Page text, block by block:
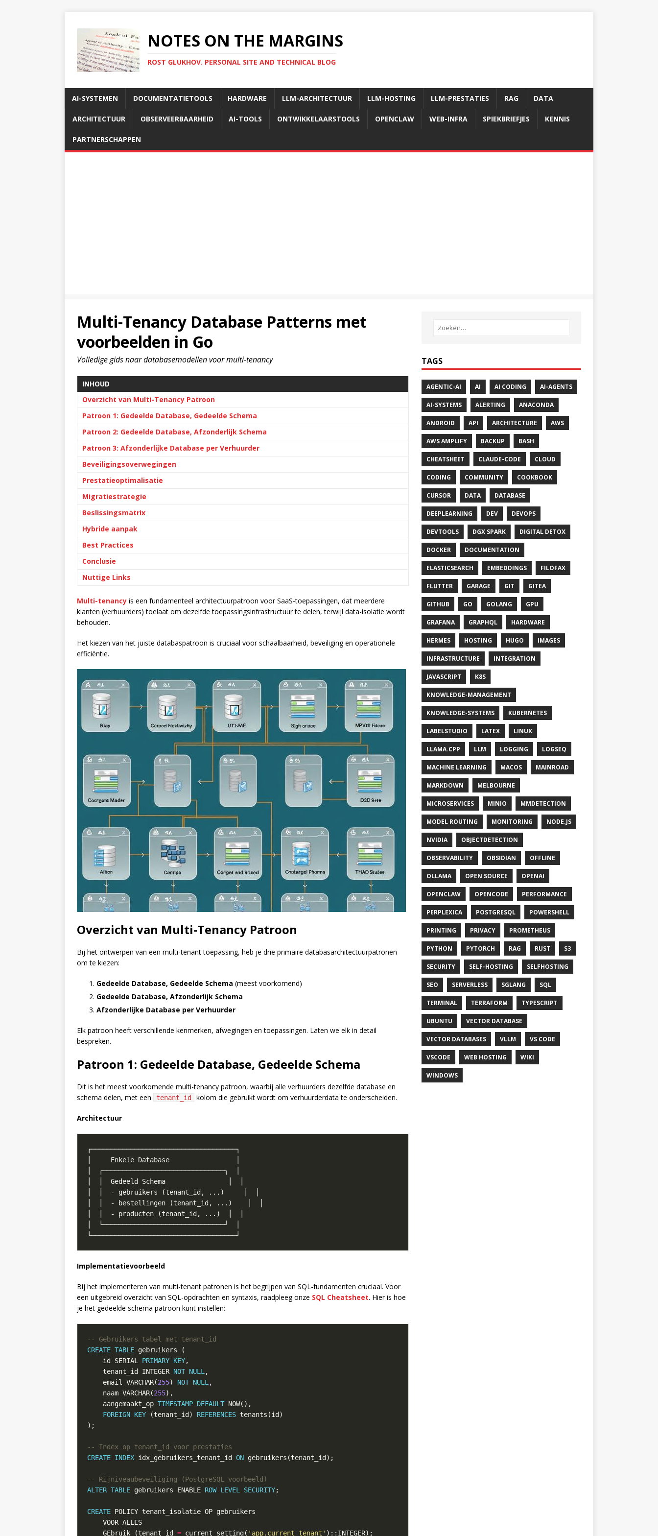
NOTES ON THE MARGINS
ROST GLUKHOV. PERSONAL SITE AND TECHNICAL BLOG
AI-SYSTEMEN DOCUMENTATIETOOLS HARDWARE LLM-ARCHITECTUUR LLM-HOSTING LLM-PRESTATIES RAG DATA
ARCHITECTUUR OBSERVEERBAARHEID AI-TOOLS ONTWIKKELAARSTOOLS OPENCLAW WEB-INFRA SPIEKBRIEFJES KENNIS
PARTNERSCHAPPEN
Multi-Tenancy Database Patterns met
voorbeelden in Go
Volledige gids naar databasemodellen voor multi-tenancy
INHOUD
Overzicht van Multi-Tenancy Patroon
Patroon 1: Gedeelde Database, Gedeelde Schema
Patroon 2: Gedeelde Database, Afzonderlijk Schema
Patroon 3: Afzonderlijke Database per Verhuurder
Beveiligingsoverwegingen
Prestatieoptimalisatie
Migratiestrategie
Beslissingsmatrix
Hybride aanpak
Best Practices
Conclusie
Nuttige Links
Multi-tenancy is een fundamenteel architectuurpatroon voor SaaS-toepassingen, dat meerdere
klanten (verhuurders) toelaat om dezelfde toepassingsinfrastructuur te delen, terwijl data-isolatie wordt
behouden.
Het kiezen van het juiste databaspatroon is cruciaal voor schaalbaarheid, beveiliging en operationele
efficiëntie.
Overzicht van Multi-Tenancy Patroon
Bij het ontwerpen van een multi-tenant toepassing, heb je drie primaire databasarchitectuurpatronen
om te kiezen:
Gedeelde Database, Gedeelde Schema (meest voorkomend)
Gedeelde Database, Afzonderlijk Schema
Afzonderlijke Database per Verhuurder
Elk patroon heeft verschillende kenmerken, afwegingen en toepassingen. Laten we elk in detail
bespreken.
Patroon 1: Gedeelde Database, Gedeelde Schema
Dit is het meest voorkomende multi-tenancy patroon, waarbij alle verhuurders dezelfde database en
schema delen, met een
tenant_id kolom die gebruikt wordt om verhuurderdata te onderscheiden.
Architectuur
Implementatievoorbeeld
Bij het implementeren van multi-tenant patronen is het begrijpen van SQL-fundamenten cruciaal. Voor
een uitgebreid overzicht van SQL-opdrachten en syntaxis, raadpleeg onze SQL Cheatsheet. Hier is hoe
je het gedeelde schema patroon kunt instellen:
CREATE TABLE
    id SERIAL
PRIMARY KEY
    tenant_id INTEGER
NOT NULL
    email VARCHAR(
255) NOT NULL
    naam VARCHAR(
255
    aangemaakt_op
TIMESTAMP DEFAULT
FOREIGN KEY (tenant_id) REFERENCES
CREATE INDEX idx_gebruikers_tenant_id ON
ALTER TABLE gebruikers ENABLE ROW LEVEL SECURITY
CREATE
    GEbruik (tenant_id
= current_setting( 'app.current_tenant'
TAGS
AGENTIC-AI AI AI CODING AI-AGENTS
AI-SYSTEMS ALERTING ANACONDA
ANDROID API ARCHITECTURE AWS
AWS AMPLIFY BACKUP BASH
CHEATSHEET CLAUDE-CODE CLOUD
CODING COMMUNITY COOKBOOK
CURSOR DATA DATABASE
DEEPLEARNING DEV DEVOPS
DEVTOOLS DGX SPARK DIGITAL DETOX
DOCKER DOCUMENTATION
ELASTICSEARCH EMBEDDINGS FILOFAX
FLUTTER GARAGE GIT GITEA
GITHUB GO GOLANG GPU
GRAFANA GRAPHQL HARDWARE
HERMES HOSTING HUGO IMAGES
INFRASTRUCTURE INTEGRATION
JAVASCRIPT K8S
KNOWLEDGE-MANAGEMENT
KNOWLEDGE-SYSTEMS KUBERNETES
LABELSTUDIO LATEX LINUX
LLAMA.CPP LLM LOGGING LOGSEQ
MACHINE LEARNING MACOS MAINROAD
MARKDOWN MELBOURNE
MICROSERVICES MINIO MMDETECTION
MODEL ROUTING MONITORING NODE.JS
NVIDIA OBJECTDETECTION
OBSERVABILITY OBSIDIAN OFFLINE
OLLAMA OPEN SOURCE OPENAI
OPENCLAW OPENCODE PERFORMANCE
PERPLEXICA POSTGRESQL POWERSHELL
PRINTING PRIVACY PROMETHEUS
PYTHON PYTORCH RAG RUST S3
SECURITY SELF-HOSTING SELFHOSTING
SEO SERVERLESS SGLANG SQL
TERMINAL TERRAFORM TYPESCRIPT
UBUNTU VECTOR DATABASE
VECTOR DATABASES VLLM VS CODE
VSCODE WEB HOSTING WIKI
WINDOWS